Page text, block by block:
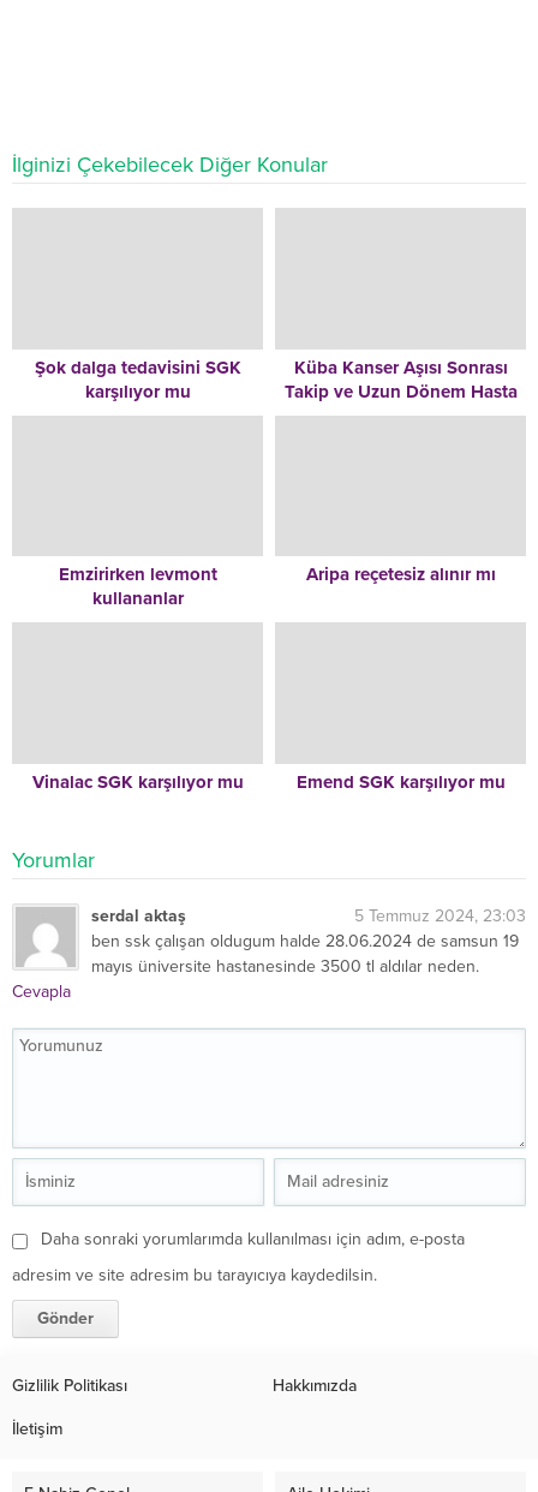
İlginizi Çekebilecek Diğer Konular
Şok dalga tedavisini SGK
karşılıyor mu
Küba Kanser Aşısı Sonrası
Takip ve Uzun Dönem Hasta
Yönetimi
Emzirirken levmont
kullananlar
Aripa reçetesiz alınır mı
Vinalac SGK karşılıyor mu Emend SGK karşılıyor mu
Yorumlar
serdal aktaş
5 Temmuz 2024, 23:03
ben ssk çalışan oldugum halde 28.06.2024 de samsun 19
mayıs üniversite hastanesinde 3500 tl aldılar neden.
Cevapla
Daha sonraki yorumlarımda kullanılması için adım, e-posta
adresim ve site adresim bu tarayıcıya kaydedilsin.
Gizlilik Politikası Hakkımızda
İletişim